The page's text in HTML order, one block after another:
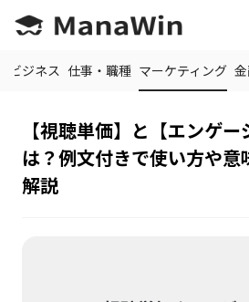
ビジネス 仕事・職種 マーケティング
【視聴単価】と【エンゲ
は？例文付きで使い方や意
解説